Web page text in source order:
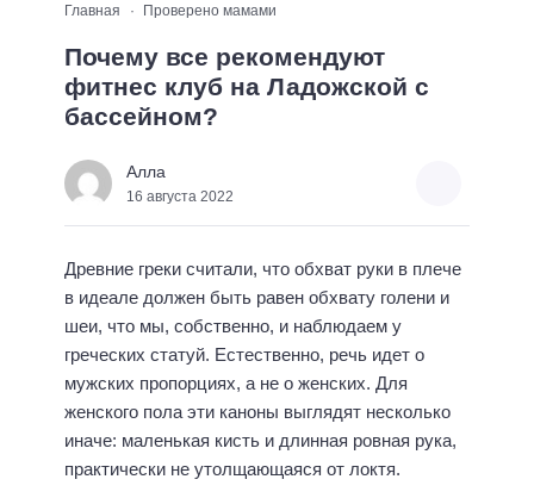
Главная Проверено мамами
Почему все рекомендуют
фитнес клуб на Ладожской с
бассейном?
Алла
16 августа 2022
Древние греки считали, что обхват руки в плече
в идеале должен быть равен обхвату голени и
шеи, что мы, собственно, и наблюдаем у
греческих статуй. Естественно, речь идет о
мужских пропорциях, а не о женских. Для
женского пола эти каноны выглядят несколько
иначе: маленькая кисть и длинная ровная рука,
практически не утолщающаяся от локтя.